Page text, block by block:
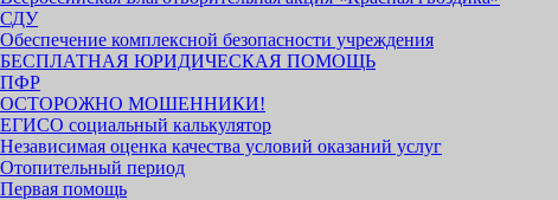
СДУ
Обеспечение комплексной безопасности учреждения
БЕСПЛАТНАЯ ЮРИДИЧЕСКАЯ ПОМОЩЬ
ПФР
ОСТОРОЖНО МОШЕННИКИ!
ЕГИСО социальный калькулятор
Независимая оценка качества условий оказаний услуг
Отопительный период
Первая помощь